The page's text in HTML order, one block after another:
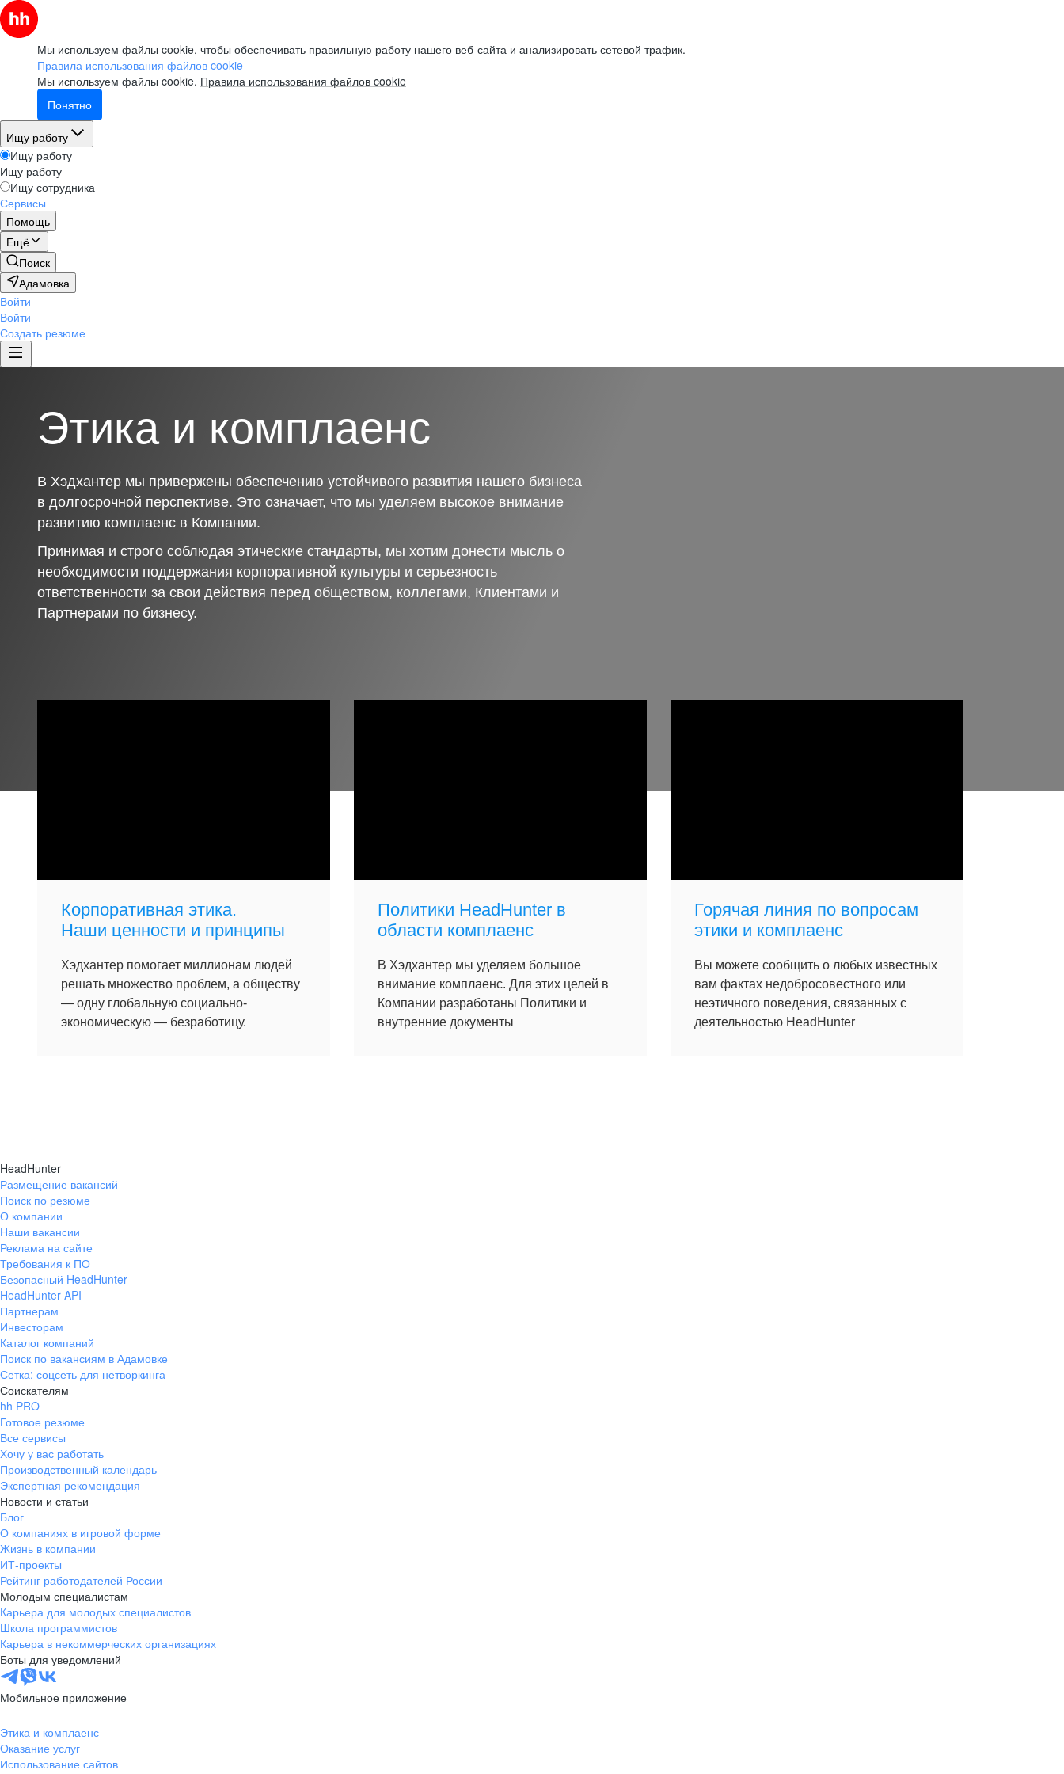
Мы используем файлы cookie, чтобы обеспечивать правильную работу нашего веб-сайта и анализировать сетевой трафик.
Правила использования файлов cookie
Мы используем файлы cookie. Правила использования файлов cookie
Понятно
Ищу работу
Ищу работу
Ищу работу
Ищу сотрудника
Сервисы
Помощь
Ещё
Поиск
Адамовка
Войти
Войти
Создать резюме
Этика и комплаенс
В Хэдхантер мы привержены обеспечению устойчивого развития нашего бизнеса
в долгосрочной перспективе. Это означает, что мы уделяем высокое внимание
развитию комплаенс в Компании.
Принимая и строго соблюдая этические стандарты, мы хотим донести мысль о
необходимости поддержания корпоративной культуры и серьезность
ответственности за свои действия перед обществом, коллегами, Клиентами и
Партнерами по бизнесу.
Корпоративная этика.
Наши ценности и принципы
Хэдхантер помогает миллионам людей
решать множество проблем, а обществу
— одну глобальную социально-
экономическую — безработицу.
Политики HeadHunter в
области комплаенс
В Хэдхантер мы уделяем большое
внимание комплаенс. Для этих целей в
Компании разработаны Политики и
внутренние документы
Горячая линия по вопросам
этики и комплаенс
Вы можете сообщить о любых известных
вам фактах недобросовестного или
неэтичного поведения, связанных с
деятельностью HeadHunter
HeadHunter
Размещение вакансий
Поиск по резюме
О компании
Наши вакансии
Реклама на сайте
Требования к ПО
Безопасный HeadHunter
HeadHunter API
Партнерам
Инвесторам
Каталог компаний
Поиск по вакансиям в Адамовке
Сетка: соцсеть для нетворкинга
Соискателям
hh PRO
Готовое резюме
Все сервисы
Хочу у вас работать
Производственный календарь
Экспертная рекомендация
Новости и статьи
Блог
О компаниях в игровой форме
Жизнь в компании
ИТ-проекты
Рейтинг работодателей России
Молодым специалистам
Карьера для молодых специалистов
Школа программистов
Карьера в некоммерческих организациях
Боты для уведомлений
Мобильное приложение
Этика и комплаенс
Оказание услуг
Использование сайтов